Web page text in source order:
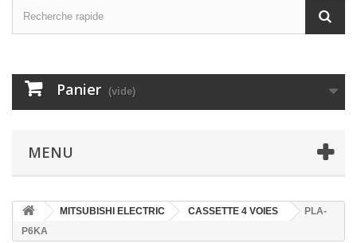
Panier (vide)
MENU
MITSUBISHI ELECTRIC CASSETTE 4 VOIES
PLA-
P6KA